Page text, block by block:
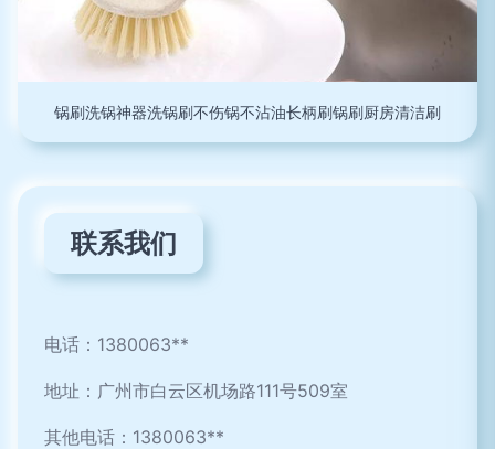
锅刷洗锅神器洗锅刷不伤锅不沾油长柄刷锅刷厨房清洁刷
联系我们
电话：1380063**
地址：广州市白云区机场路111号509室
其他电话：1380063**